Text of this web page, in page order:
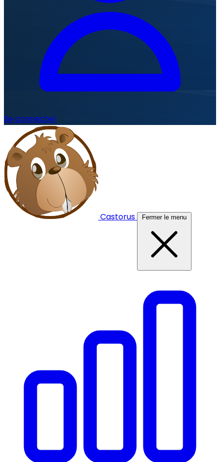
Se connecter
Castorus Fermer le menu